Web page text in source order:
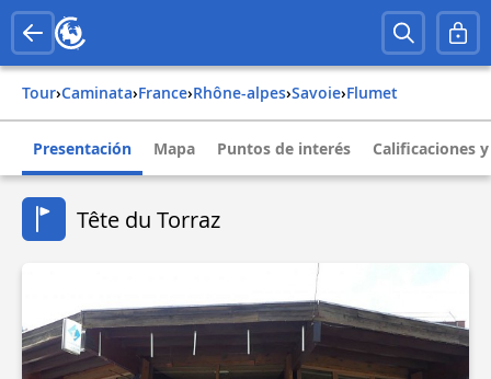
Tour› Caminata› france› rhône-alpes› savoie› flumet
Presentación Mapa Puntos de interés Calificaciones
Tête du Torraz